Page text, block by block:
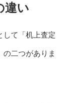
違い
して「机上査定
の二つがありま